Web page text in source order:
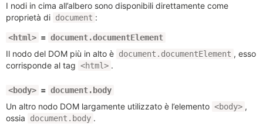
I nodi in cima all’albero sono disponibili direttamente come
proprietà di document :
<html> = document.documentElement
Il nodo del DOM più in alto è document.documentElement , esso
corrisponde al tag <html> .
<body> = document.body
Un altro nodo DOM largamente utilizzato è l’elemento <body> ,
ossia
document.body .